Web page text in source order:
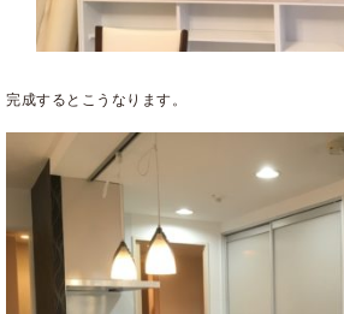
完成するとこうなります。